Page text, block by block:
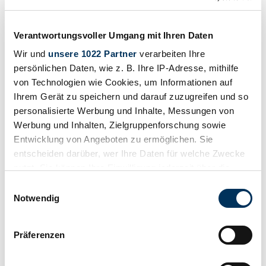
Verantwortungsvoller Umgang mit Ihren Daten
Wir und unsere 1022 Partner verarbeiten Ihre
persönlichen Daten, wie z. B. Ihre IP-Adresse, mithilfe
von Technologien wie Cookies, um Informationen auf
Ihrem Gerät zu speichern und darauf zuzugreifen und so
personalisierte Werbung und Inhalte, Messungen von
Werbung und Inhalten, Zielgruppenforschung sowie
Entwicklung von Angeboten zu ermöglichen. Sie
entscheiden darüber, wer Ihre Daten für welche Zwecke
Trigger Symbol ändern oder widerrufen
Informationen über Ihre geografische Lage
Notwendig
Präferenzen
Porsche 356 Speedster Homage
Vendedor